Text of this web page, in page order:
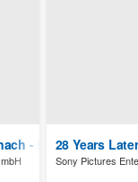
- Malen im
28 Years
Sony Pictures